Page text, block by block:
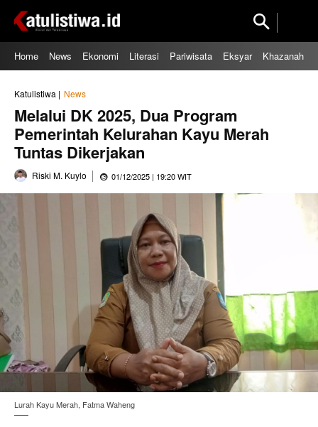
Home News Ekonomi Literasi Pariwisata Eksyar Khazanah
Katulistiwa | News
Melalui DK 2025, Dua Program
Pemerintah Kelurahan Kayu Merah
Tuntas Dikerjakan
Riski M. Kuylo 01/12/2025 | 19:20 WIT
Lurah Kayu Merah, Fatma Waheng